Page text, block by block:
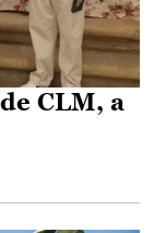
CLM, a